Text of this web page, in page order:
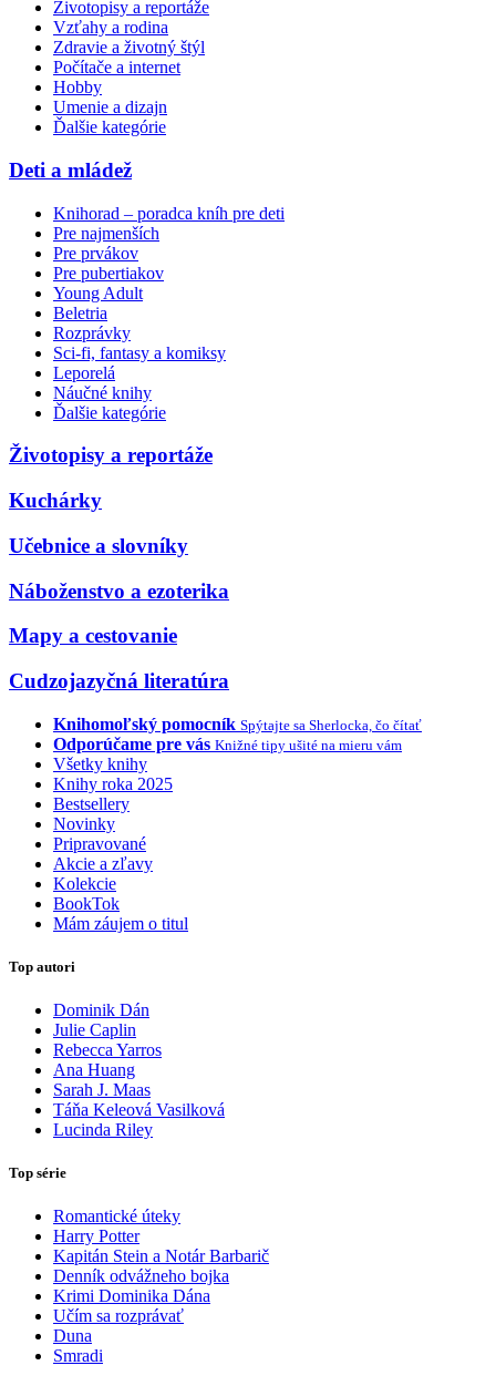
Životopisy a reportáže
Vzťahy a rodina
Zdravie a životný štýl
Počítače a internet
Hobby
Umenie a dizajn
Ďalšie kategórie
Deti a mládež
Knihorad – poradca kníh pre deti
Pre najmenších
Pre prvákov
Pre pubertiakov
Young Adult
Beletria
Rozprávky
Sci-fi, fantasy a komiksy
Leporelá
Náučné knihy
Ďalšie kategórie
Životopisy a reportáže
Kuchárky
Učebnice a slovníky
Náboženstvo a ezoterika
Mapy a cestovanie
Cudzojazyčná literatúra
Knihomoľský pomocník Spýtajte sa Sherlocka, čo čítať
Odporúčame pre vás Knižné tipy ušité na mieru vám
Všetky knihy
Knihy roka 2025
Bestsellery
Novinky
Pripravované
Akcie a zľavy
Kolekcie
BookTok
Mám záujem o titul
Top autori
Dominik Dán
Julie Caplin
Rebecca Yarros
Ana Huang
Sarah J. Maas
Táňa Keleová Vasilková
Lucinda Riley
Top série
Romantické úteky
Harry Potter
Kapitán Stein a Notár Barbarič
Denník odvážneho bojka
Krimi Dominika Dána
Učím sa rozprávať
Duna
Smradi